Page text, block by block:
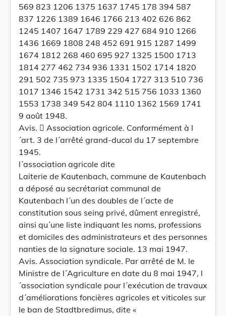
569 823 1206 1375 1637 1745 178 394 587
837 1226 1389 1646 1766 213 402 626 862
1245 1407 1647 1789 229 427 684 910 1266
1436 1669 1808 248 452 691 915 1287 1499
1674 1812 268 460 695 927 1325 1500 1713
1814 277 462 734 936 1331 1502 1714 1820
291 502 735 973 1335 1504 1727 313 510 736
1017 1346 1542 1731 342 515 756 1033 1360
1553 1738 349 542 804 1110 1362 1569 1741
9 août 1948.
Avis.  Association agricole. Conformément à l
´art. 3 de l´arrêté grand-ducal du 17 septembre
1945.
l´association agricole dite
Laiterie de Kautenbach, commune de Kautenbach
a déposé au secrétariat communal de
Kautenbach l´un des doubles de l´acte de
constitution sous seing privé, dûment enregistré,
ainsi qu´une liste indiquant les noms, professions
et domiciles des administrateurs et des personnes
nanties de la signature sociale. 13 mai 1947.
Avis. Association syndicale. Par arrêté de M. le
Ministre de l´Agriculture en date du 8 mai 1947, l
´association syndicale pour l´exécution de travaux
d´améliorations foncières agricoles et viticoles sur
le ban de Stadtbredimus, dite «